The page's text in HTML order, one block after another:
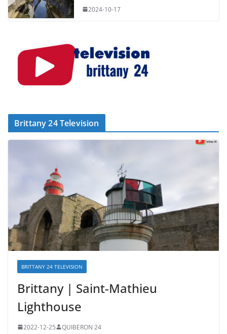
2024-10-17
Brittany 24 Television
BRITTANY 24 TELEVISION
Brittany | Saint-Mathieu
Lighthouse
2022-12-25 QUIBERON 24